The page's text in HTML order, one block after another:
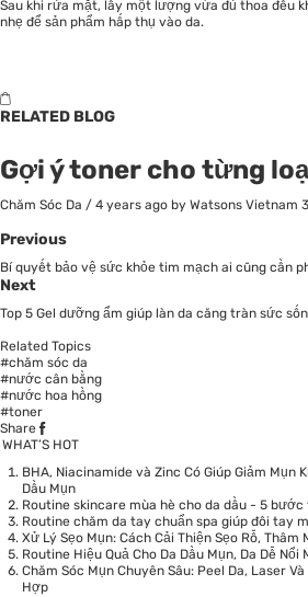
Sau khi rửa mặt, lấy một lượng vừa đủ thoa đều
nhẹ để sản phẩm hấp thụ vào da.
RELATED BLOG
Gợi ý toner cho từng
Chăm Sóc Da / 4 years ago by Watsons Vietnam
Previous
Bí quyết bảo vệ sức khỏe tim mạch ai cũng cần
Next
Top 5 Gel dưỡng ẩm giúp làn da căng tràn sức
Related Topics
#chăm sóc da
#nước cân bằng
#nước hoa hồng
#toner
Share
WHAT’S HOT
BHA, Niacinamide và Zinc Có Giúp Giảm Mụn
Dầu Mụn
Routine skincare mùa hè cho da dầu - 5 bước
Routine chăm da tay chuẩn spa giúp đôi tay
Xử Lý Sẹo Mụn: Cách Cải Thiện Sẹo Rỗ, Thâm
Routine Hiệu Quả Cho Da Dầu Mụn, Da Dễ Nổi
Chăm Sóc Mụn Chuyên Sâu: Peel Da, Laser
Hợp